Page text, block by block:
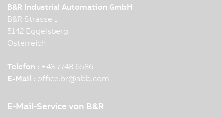
B&R Industrial Automation GmbH
B&R Strasse 1
5142 Eggelsberg
Österreich
Telefon : +43 7748 6586
E-Mail : office.br@abb.com
E-Mail-Service von B&R